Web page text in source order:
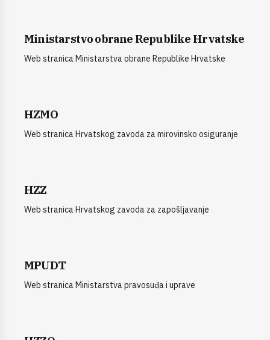
Ministarstvo obrane Republike Hrvatske
Web stranica Ministarstva obrane Republike Hrvatske
HZMO
Web stranica Hrvatskog zavoda za mirovinsko osiguranje
HZZ
Web stranica Hrvatskog zavoda za zapošljavanje
MPUDT
Web stranica Ministarstva pravosuđa i uprave